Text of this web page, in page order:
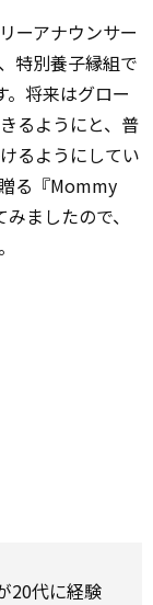
ーアナウンサー
特別養子縁組で
将来はグロー
るようにと、普
るようにしてい
る『Mommy
ましたので、
20代に経験